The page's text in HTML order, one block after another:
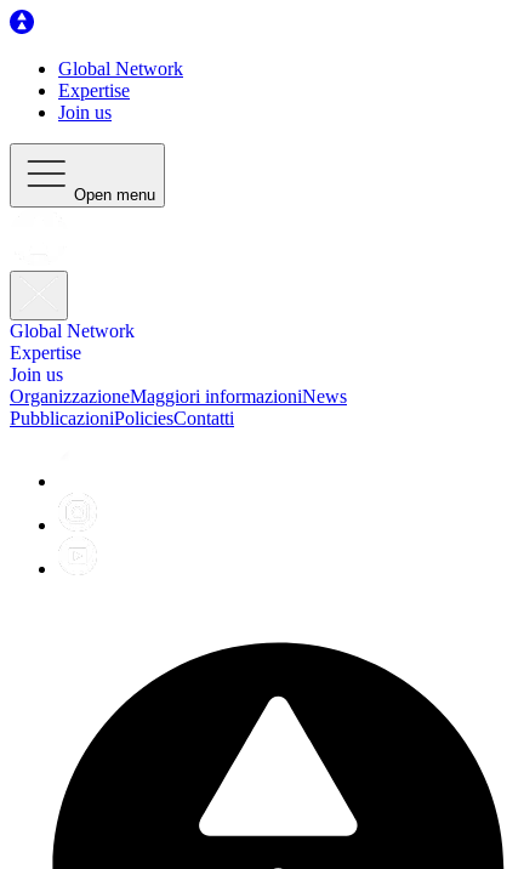
Global Network
Expertise
Join us
Open menu
Global Network
Expertise
Join us
OrganizzazioneMaggiori informazioniNews
PubblicazioniPoliciesContatti